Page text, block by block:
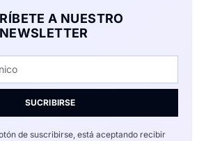
A NUESTRO
NEWSLETTER
SUCRIBIRSE
de suscribirse, está aceptando recibir